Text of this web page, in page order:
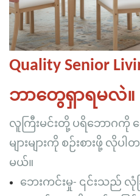
Quality Senior
ဘာတွေရှာရမလဲ။
လူကြီးမင်းတို့ ပရိဘောဂကို
များများကို စဉ်းစားဖို့
မယ်။
ဘေးကင်းမှု- ၎င်းသည်